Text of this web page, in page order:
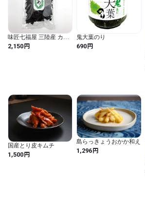
味匠七福屋 三陸産 カッ
トわかめ 乾燥 国産 業務
用 100g×1袋 Lサイズ
2,150円
鬼大葉のり
690円
国産とり皮キムチ
1,500円
島らっきょうおかか和え
1,296円